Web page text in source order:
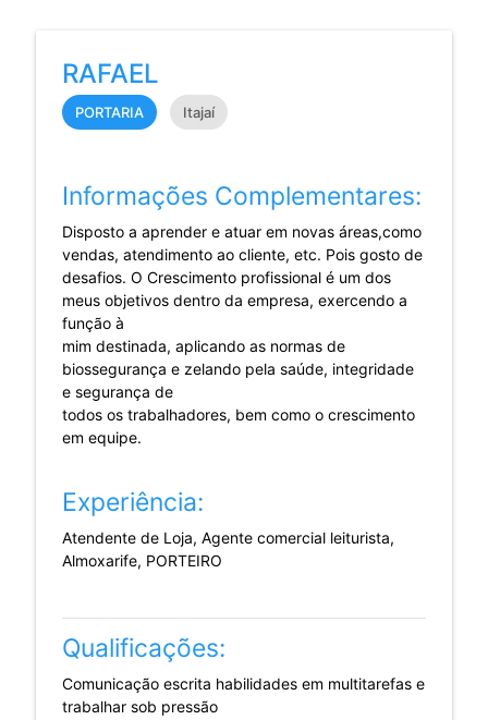
RAFAEL
PORTARIA Itajaí
Informações Complementares:
Disposto a aprender e atuar em novas áreas,como
vendas, atendimento ao cliente, etc. Pois gosto de
desafios. O Crescimento profissional é um dos
meus objetivos dentro da empresa, exercendo a
função à
mim destinada, aplicando as normas de
biossegurança e zelando pela saúde, integridade
e segurança de
todos os trabalhadores, bem como o crescimento
em equipe.
Experiência:
Atendente de Loja, Agente comercial leiturista,
Almoxarife, PORTEIRO
Qualificações:
Comunicação escrita habilidades em multitarefas e
trabalhar sob pressão